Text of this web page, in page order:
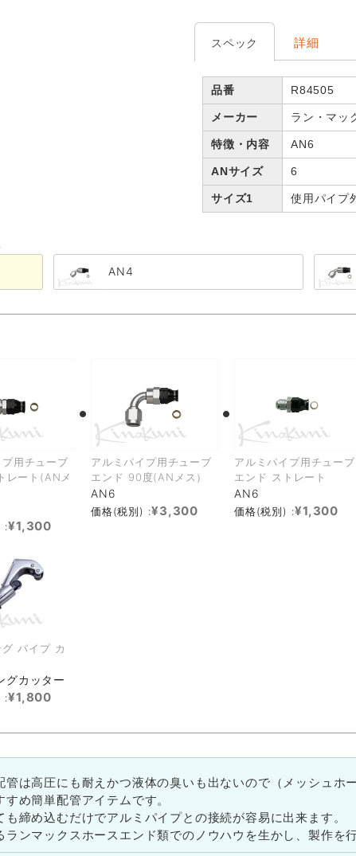
スペック 詳細
品番 R84505
メーカー ラン・マッ
特徴・内容 AN6
ANサイズ 6
サイズ1 使用パイプ
AN4
用チューブ
レート(ANメ
:¥1,300
アルミパイプ用チューブ
エンド 90度(ANメス）
AN6
価格(税別) :¥3,300
アルミパイプ用チューブ
エンド ストレート
AN6
価格(税別) :¥1,300
パイプ カ
グカッター
:¥1,800
は高圧にも耐えかつ液体の臭いも出ないので（メッシュホ
め簡単配管アイテムです。
締め込むだけでアルミパイプとの接続が容易に出来ます。
ンマックスホースエンド類でのノウハウを生かし、製作を行